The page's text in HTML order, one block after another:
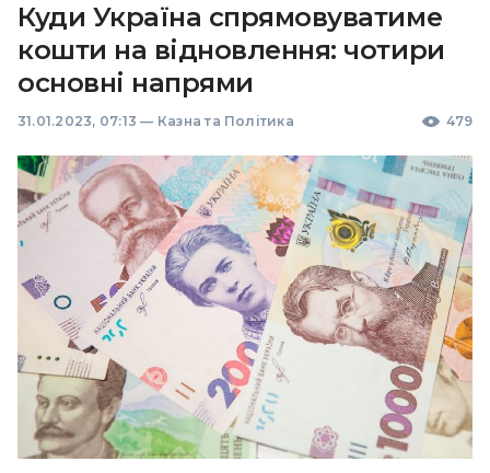
Куди Україна спрямовуватиме
кошти на відновлення: чотири
основні напрями
31.01.2023, 07:13 — Казна та Політика 479